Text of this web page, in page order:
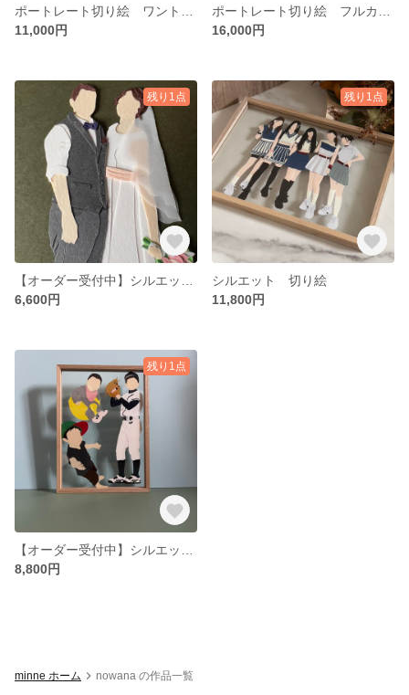
11,000円
16,000円
残り1点
6,600円
残り1点
シルエット 切り絵
11,800円
残り1点
8,800円
minne ホーム nowana の作品一覧